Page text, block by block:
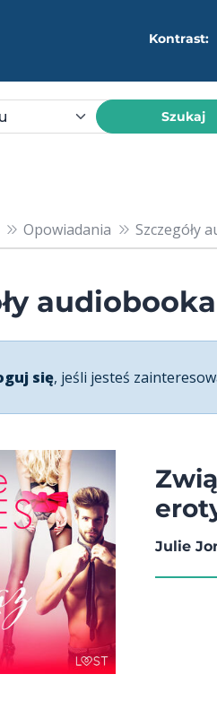
Kontrast:
Szukaj
Opowiadania Szczegóły
audiobooka
się, jeśli jesteś
Julie